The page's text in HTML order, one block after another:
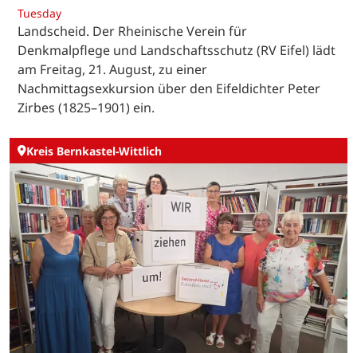
Tuesday
Landscheid. Der Rheinische Verein für
Denkmalpflege und Landschaftsschutz (RV Eifel) lädt
am Freitag, 21. August, zu einer
Nachmittagsexkursion über den Eifeldichter Peter
Zirbes (1825–1901) ein.
Kreis Bernkastel-Wittlich